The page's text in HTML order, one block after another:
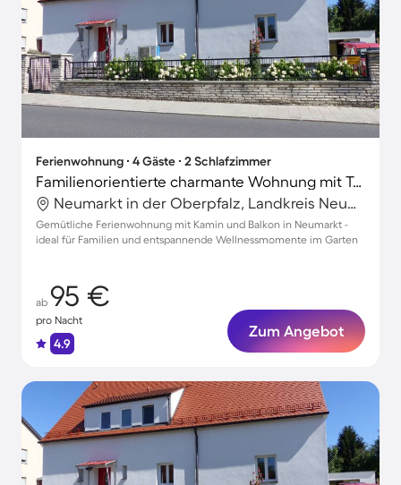
Ferienwohnung ∙ 4 Gäste ∙ 2 Schlafzimmer
Familienorientierte charmante Wohnung mit Terrasse und Grill | Gartenblick
Neumarkt in der Oberpfalz, Landkreis Neumarkt in der Oberpfalz, Deutschland
Gemütliche Ferienwohnung mit Kamin und Balkon in Neumarkt -
ideal für Familien und entspannende Wellnessmomente im Garten
ab 95 €
pro Nacht
4.9
Zum Angebot